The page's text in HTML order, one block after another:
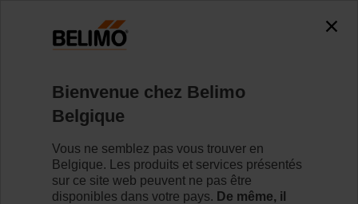
Contact
Bienvenue chez Belimo
Belgique
Vous ne semblez pas vous trouver en
Belgique. Les produits et services présentés
sur ce site web peuvent ne pas être
disponibles dans votre pays. De même, il